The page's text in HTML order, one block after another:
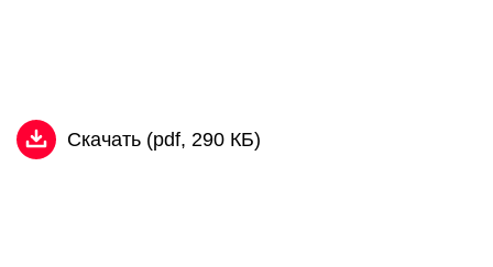
Скачать (pdf, 290 КБ)